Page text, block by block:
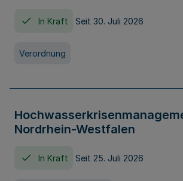
In Kraft Seit 30. Juli 2026
Verordnung
Nordrhein-Westfalen
In Kraft Seit 25. Juli 2026